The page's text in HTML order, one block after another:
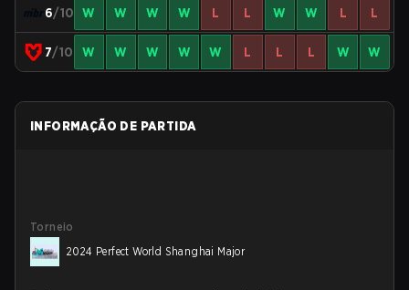
6/10 W W W W L L W W L L
7/10 W W W W W L L L W W
INFORMAÇÃO DE PARTIDA
Torneio
2024 Perfect World Shanghai Major